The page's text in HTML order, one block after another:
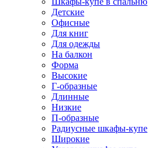
Детские
Офисные
Для книг
Для одежды
На балкон
Форма
Высокие
Г-образные
Длинные
Низкие
П-образные
Радиусные шкафы-купе
Широкие